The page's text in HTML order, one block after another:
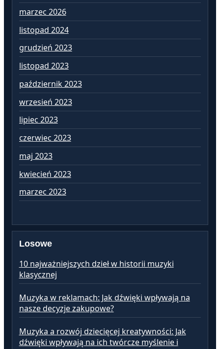
marzec 2026
listopad 2024
grudzień 2023
listopad 2023
październik 2023
wrzesień 2023
lipiec 2023
czerwiec 2023
maj 2023
kwiecień 2023
marzec 2023
Losowe
10 najważniejszych dzieł w historii muzyki
klasycznej
Muzyka w reklamach: Jak dźwięki wpływają na
nasze decyzje zakupowe?
Muzyka a rozwój dziecięcej kreatywności: Jak
dźwięki wpływają na ich twórcze myślenie i